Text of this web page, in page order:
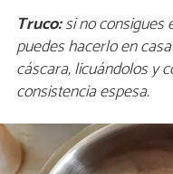
Truco:si no consigues
puedes hacerlo en
cáscara, licuándolos y
consistencia espesa.